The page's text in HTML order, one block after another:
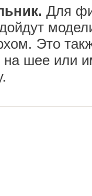
Для
Это
на шее или